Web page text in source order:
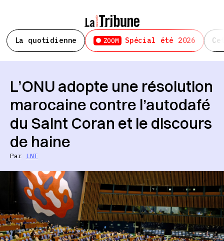
La quotidienne ZOOM Spécial été 2026
L’ONU adopte une résolution
marocaine contre l’autodafé
du Saint Coran et le discours
de haine
Par LNT